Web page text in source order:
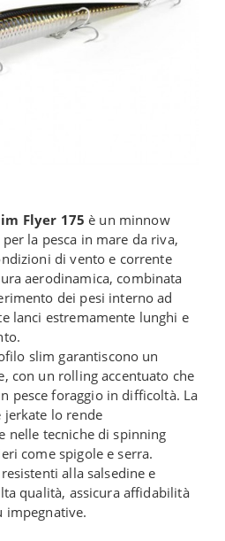
Flyer 175 è un minnow
la pesca in mare da riva,
di vento e corrente
aerodinamica, combinata
dei pesi interno ad
lanci estremamente lunghi e
slim garantiscono un
con un rolling accentuato che
pesce foraggio in difficoltà. La
jerkate lo rende
nelle tecniche di spinning
come spigole e serra.
alla salsedine e
qualità, assicura affidabilità
impegnative.